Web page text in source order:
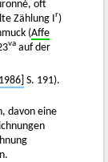
oft
Zählung Ir)
(Affe
va auf der
S. 191).
davon eine